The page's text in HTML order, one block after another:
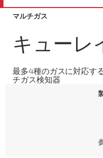
マルチガス
キューレ
最多4種のガスに対応す
チガス検知器